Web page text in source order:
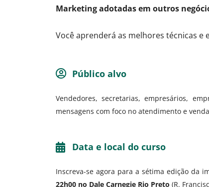
Marketing adotadas em outros
Você aprenderá as melhores técnicas
Público alvo
Vendedores, secretarias, empresários,
mensagens com foco no atendimento e
Data e local do curso
Inscreva-se agora para a sétima edição da
22h00 no Dale Carnegie Rio Preto (R.